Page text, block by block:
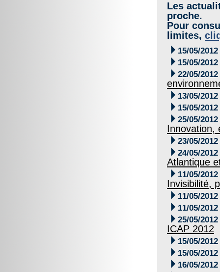
Les
proche.
Pour
limites,
 15/05/2012
 15/05/2012
 22/05/2012
 13/05/2012
 15/05/2012
 25/05/2012
Innovation,
 23/05/2012
 24/05/2012
Atlantique
 11/05/2012
Invisibilité,
 11/05/2012
 11/05/2012
 25/05/2012
ICAP 2012
 15/05/2012
 15/05/2012
 16/05/2012